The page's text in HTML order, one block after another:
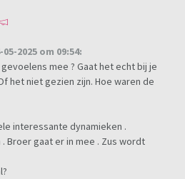
2025 om 09:54:
mee ? Gaat het echt bij je
het niet gezien zijn. Hoe waren de
interessante dynamieken .
. Broer gaat er in mee . Zus wordt